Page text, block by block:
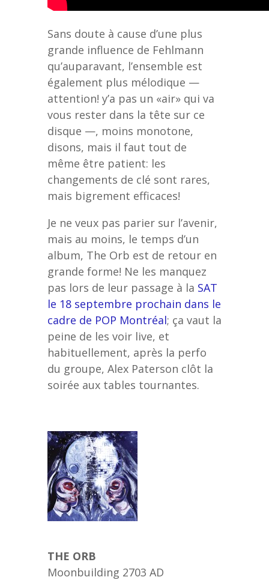
Sans doute à cause d’une plus
grande influence de Fehlmann
qu’auparavant, l’ensemble est
également plus mélodique —
attention! y’a pas un «air» qui va
vous rester dans la tête sur ce
disque —, moins monotone,
disons, mais il faut tout de
même être patient: les
changements de clé sont rares,
mais bigrement efficaces!
Je ne veux pas parier sur l’avenir,
mais au moins, le temps d’un
album, The Orb est de retour en
grande forme! Ne les manquez
pas lors de leur passage à la SAT
le 18 septembre prochain dans le
cadre de POP Montréal; ça vaut la
peine de les voir live, et
habituellement, après la perfo
du groupe, Alex Paterson clôt la
soirée aux tables tournantes.
THE ORB
Moonbuilding 2703 AD